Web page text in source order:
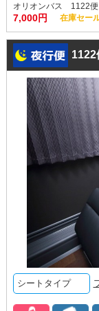
オリオンバス 1122
7,000円 在庫セー
1122
シートタイプ